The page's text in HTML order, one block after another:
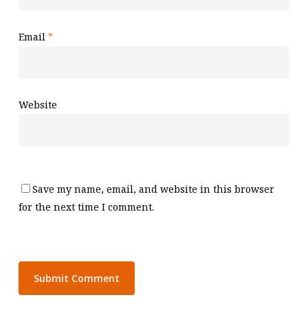
Email *
Website
Save my name, email, and website in this browser
for the next time I comment.